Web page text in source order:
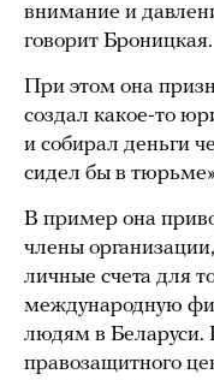
внимание и
говорит Броницкая.
При этом она
создал какое-то
и собирал деньги
сидел бы в
В пример она
члены
личные счета для
международную
людям в Беларуси.
правозащитного